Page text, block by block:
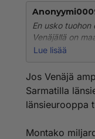
En usko tuohon
Venäjällä on
Suomeen ne
Mutta ei
paukuilla,koska
torjua jne...
Jos Venäjä
Lue lisää
Jos Venäjä
Sarmatilla
länsieurooppa
Montako